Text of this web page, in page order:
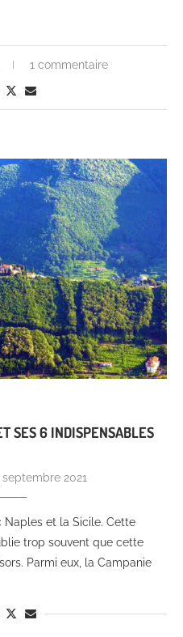
1 commentaire
SES 6 INDISPENSABLES
septembre 2021
Naples et la Sicile. Cette
trop souvent que cette
Parmi eux, la Campanie